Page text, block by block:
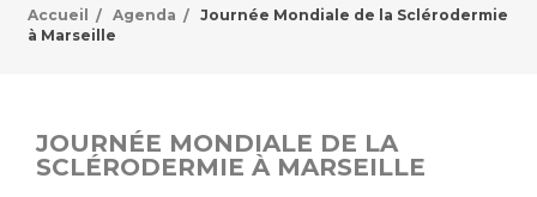
Tarifs
Vous accompagnez, vous rendez visite à un patient
Emploi / formation
Accueil / Agenda /
Journée Mondiale de la Sclérodermie
à Marseille
JOURNÉE MONDIALE DE LA
SCLÉRODERMIE À MARSEILLE